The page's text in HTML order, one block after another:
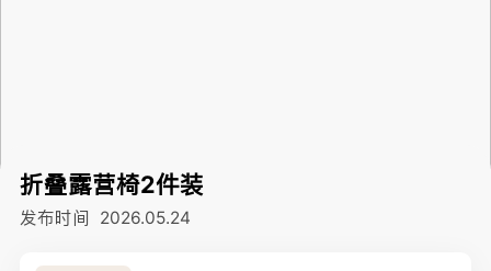
折叠露营椅2件装
发布时间 2026.05.24